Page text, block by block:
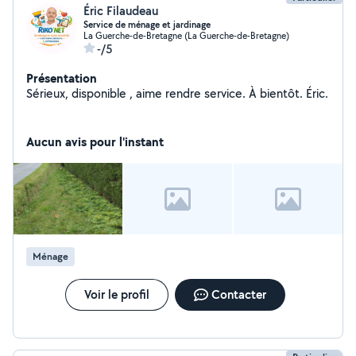
Éric Filaudeau
Service de ménage et jardinage
La Guerche-de-Bretagne (La Guerche-de-Bretagne)
-/5
Présentation
Sérieux, disponible , aime rendre service. À bientôt. Éric.
Aucun avis pour l'instant
Ménage
Voir le profil Contacter